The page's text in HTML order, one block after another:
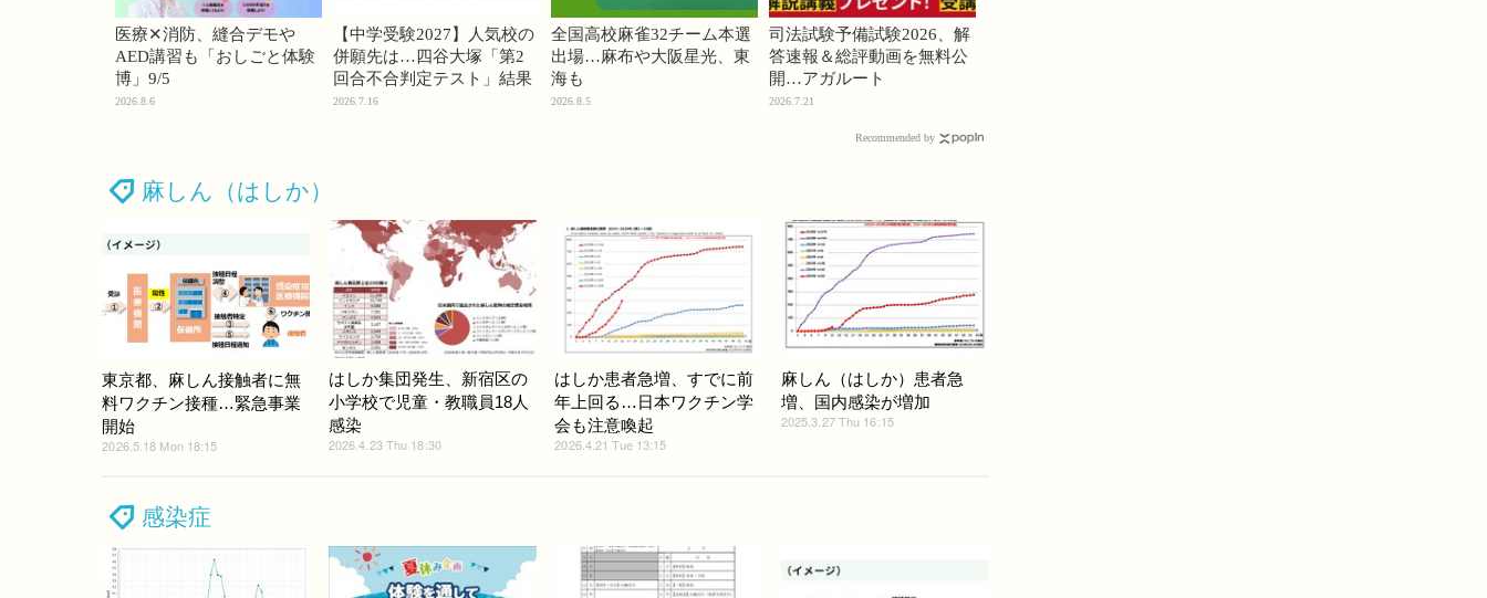
医療✕消防、縫合デモや
AED講習も「おしごと体験
博」9/5
2026.8.6
【中学受験2027】人気校の
併願先は…四谷大塚「第2
回合不合判定テスト」結果
2026.7.16
全国高校麻雀32チーム本選
出場…麻布や大阪星光、東
海も
2026.8.5
司法試験予備試験2026、解
答速報＆総評動画を無料公
開…アガルート
2026.7.21
Recommended by
麻しん（はしか）
東京都、麻しん接触者に無
料ワクチン接種…緊急事業
開始
2026.5.18 Mon 18:15
はしか集団発生、新宿区の
小学校で児童・教職員18人
感染
2026.4.23 Thu 18:30
はしか患者急増、すでに前
年上回る…日本ワクチン学
会も注意喚起
2026.4.21 Tue 13:15
麻しん（はしか）患者急
増、国内感染が増加
2025.3.27 Thu 16:15
感染症